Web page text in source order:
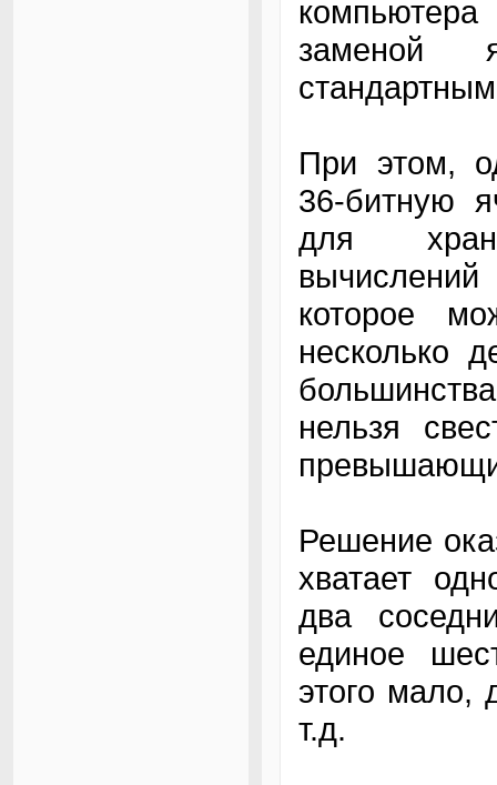
заменой
При этом,
36-битную
для
которое
несколько
нельзя
Решение
хватает
два
единое
этого мало,
т.д.